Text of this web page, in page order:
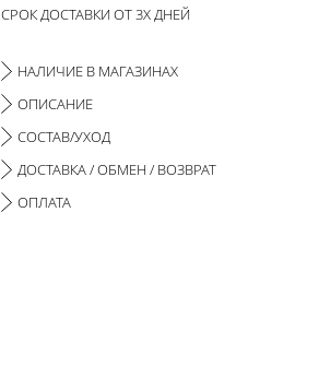
СРОК ДОСТАВКИ ОТ 3Х ДНЕЙ
НАЛИЧИЕ В МАГАЗИНАХ
ОПИСАНИЕ
СОСТАВ/УХОД
ДОСТАВКА / ОБМЕН / ВОЗВРАТ
ОПЛАТА